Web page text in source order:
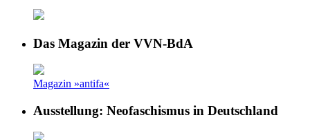
Das Magazin der VVN-BdA
Magazin »antifa«
Ausstellung: Neofaschismus in Deutschland